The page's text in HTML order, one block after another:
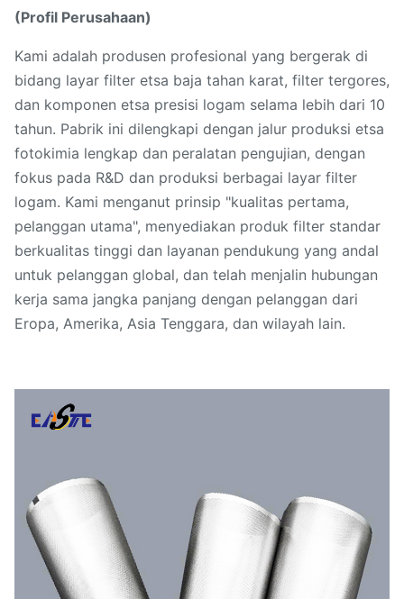
(Profil Perusahaan)
Kami adalah produsen profesional yang bergerak di
bidang layar filter etsa baja tahan karat, filter tergores,
dan komponen etsa presisi logam selama lebih dari 10
tahun. Pabrik ini dilengkapi dengan jalur produksi etsa
fotokimia lengkap dan peralatan pengujian, dengan
fokus pada R&D dan produksi berbagai layar filter
logam. Kami menganut prinsip "kualitas pertama,
pelanggan utama", menyediakan produk filter standar
berkualitas tinggi dan layanan pendukung yang andal
untuk pelanggan global, dan telah menjalin hubungan
kerja sama jangka panjang dengan pelanggan dari
Eropa, Amerika, Asia Tenggara, dan wilayah lain.